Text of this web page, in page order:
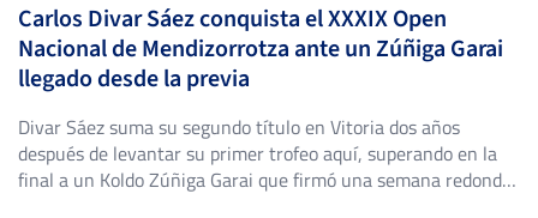
Carlos Divar Sáez conquista el XXXIX Open
Nacional de Mendizorrotza ante un Zúñiga Garai
llegado desde la previa
Divar Sáez suma su segundo título en Vitoria dos años
después de levantar su primer trofeo aquí, superando en la
final a un Koldo Zúñiga Garai que firmó una semana redonda